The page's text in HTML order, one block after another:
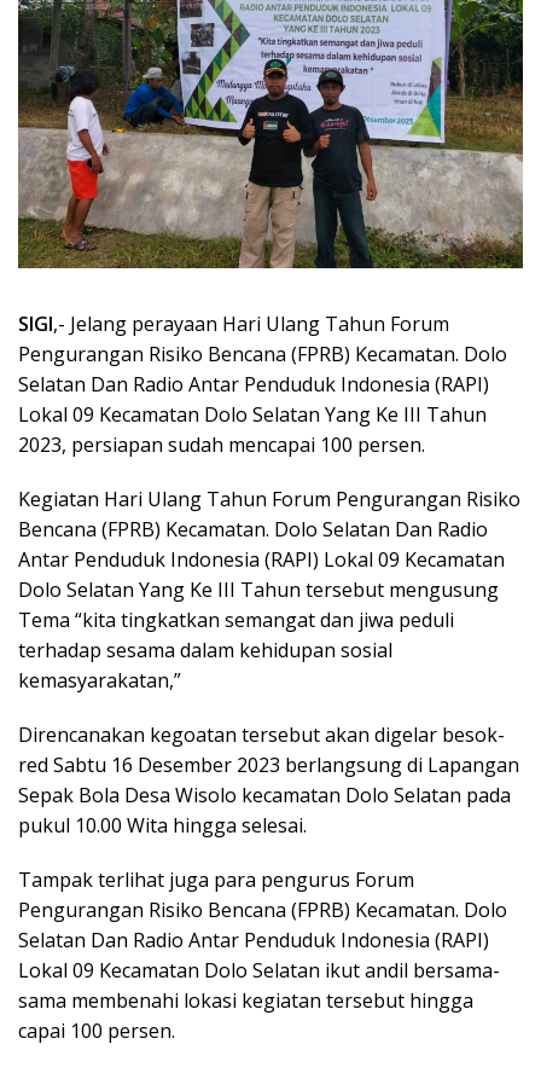
SIGI,- Jelang perayaan Hari Ulang Tahun Forum
Pengurangan Risiko Bencana (FPRB) Kecamatan. Dolo
Selatan Dan Radio Antar Penduduk Indonesia (RAPI)
Lokal 09 Kecamatan Dolo Selatan Yang Ke III Tahun
2023, persiapan sudah mencapai 100 persen.
Kegiatan Hari Ulang Tahun Forum Pengurangan Risiko
Bencana (FPRB) Kecamatan. Dolo Selatan Dan Radio
Antar Penduduk Indonesia (RAPI) Lokal 09 Kecamatan
Dolo Selatan Yang Ke III Tahun tersebut mengusung
Tema “kita tingkatkan semangat dan jiwa peduli
terhadap sesama dalam kehidupan sosial
kemasyarakatan,”
Direncanakan kegoatan tersebut akan digelar besok-
red Sabtu 16 Desember 2023 berlangsung di Lapangan
Sepak Bola Desa Wisolo kecamatan Dolo Selatan pada
pukul 10.00 Wita hingga selesai.
Tampak terlihat juga para pengurus Forum
Pengurangan Risiko Bencana (FPRB) Kecamatan. Dolo
Selatan Dan Radio Antar Penduduk Indonesia (RAPI)
Lokal 09 Kecamatan Dolo Selatan ikut andil bersama-
sama membenahi lokasi kegiatan tersebut hingga
capai 100 persen.